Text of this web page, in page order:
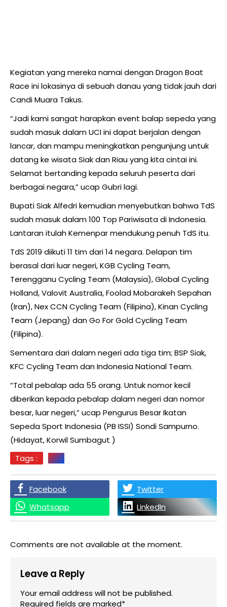
Kegiatan yang mereka namai dengan Dragon Boat
Race ini lokasinya di sebuah danau yang tidak jauh dari
Candi Muara Takus.
“Jadi kami sangat harapkan event balap sepeda yang
sudah masuk dalam UCI ini dapat berjalan dengan
lancar, dan mampu meningkatkan pengunjung untuk
datang ke wisata Siak dan Riau yang kita cintai ini.
Selamat bertanding kepada seluruh peserta dari
berbagai negara,” ucap Gubri lagi.
Bupati Siak Alfedri kemudian menyebutkan bahwa TdS
sudah masuk dalam 100 Top Pariwisata di Indonesia.
Lantaran itulah Kemenpar mendukung penuh TdS itu.
TdS 2019 diikuti 11 tim dari 14 negara. Delapan tim
berasal dari luar negeri, KGB Cycling Team,
Terengganu Cycling Team (Malaysia), Global Cycling
Holland, Valovit Australia, Foolad Mobarakeh Sepahan
(Iran), Nex CCN Cycling Team (Filipina), Kinan Cycling
Team (Jepang) dan Go For Gold Cycling Team
(Filipina).
Sementara dari dalam negeri ada tiga tim; BSP Siak,
KFC Cycling Team dan Indonesia National Team.
“Total pebalap ada 55 orang. Untuk nomor kecil
diberikan kepada pebalap dalam negeri dan nomor
besar, luar negeri,” ucap Pengurus Besar Ikatan
Sepeda Sport Indonesia (PB ISSI) Sondi Sampurno.
(Hidayat, Korwil Sumbagut )
Tags :
RIAU
Facebook
Twitter
Whatsapp
LinkedIn
Comments are not available at the moment.
Leave a Reply
Your email address will not be published.
Required fields are marked*